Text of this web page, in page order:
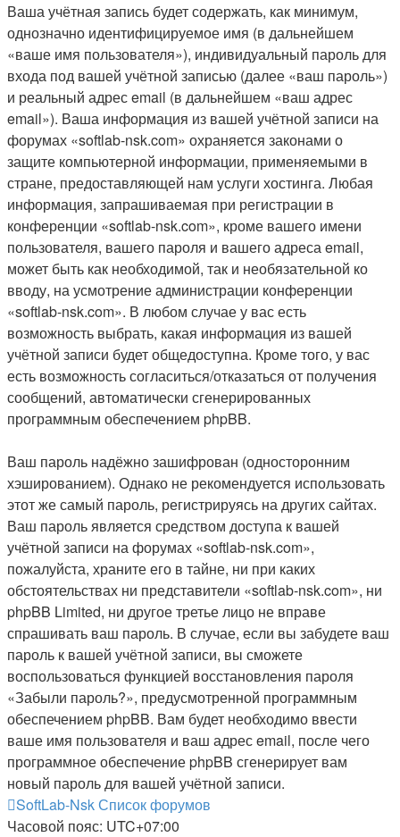
Ваша учётная запись будет содержать, как минимум,
однозначно идентифицируемое имя (в дальнейшем
«ваше имя пользователя»), индивидуальный пароль для
входа под вашей учётной записью (далее «ваш пароль»)
и реальный адрес email (в дальнейшем «ваш адрес
email»). Ваша информация из вашей учётной записи на
форумах «softlab-nsk.com» охраняется законами о
защите компьютерной информации, применяемыми в
стране, предоставляющей нам услуги хостинга. Любая
информация, запрашиваемая при регистрации в
конференции «softlab-nsk.com», кроме вашего имени
пользователя, вашего пароля и вашего адреса email,
может быть как необходимой, так и необязательной ко
вводу, на усмотрение администрации конференции
«softlab-nsk.com». В любом случае у вас есть
возможность выбрать, какая информация из вашей
учётной записи будет общедоступна. Кроме того, у вас
есть возможность согласиться/отказаться от получения
сообщений, автоматически сгенерированных
программным обеспечением phpBB.
Ваш пароль надёжно зашифрован (односторонним
хэшированием). Однако не рекомендуется использовать
этот же самый пароль, регистрируясь на других сайтах.
Ваш пароль является средством доступа к вашей
учётной записи на форумах «softlab-nsk.com»,
пожалуйста, храните его в тайне, ни при каких
обстоятельствах ни представители «softlab-nsk.com», ни
phpBB Limited, ни другое третье лицо не вправе
спрашивать ваш пароль. В случае, если вы забудете ваш
пароль к вашей учётной записи, вы сможете
воспользоваться функцией восстановления пароля
«Забыли пароль?», предусмотренной программным
обеспечением phpBB. Вам будет необходимо ввести
ваше имя пользователя и ваш адрес email, после чего
программное обеспечение phpBB сгенерирует вам
новый пароль для вашей учётной записи.
SoftLab-NskСписок форумов
Часовой пояс: UTC+07:00